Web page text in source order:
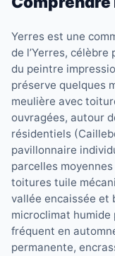
Yerres est une
de l’Yerres,
du peintre
préserve quelques
meulière avec
ouvragées, autour
résidentiels
pavillonnaire
parcelles
toitures tuile
vallée encaissée et
microclimat
fréquent en
permanente,